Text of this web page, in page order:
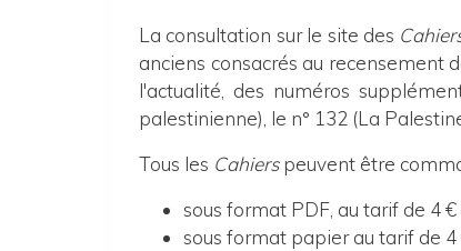
La consultation sur le site des
anciens consacrés au recensement
l'actualité, des numéros
palestinienne), le n° 132 (La
Tous les Cahierspeuvent être
sous format PDF, au tarif de 4 €
sous format papier au tarif de